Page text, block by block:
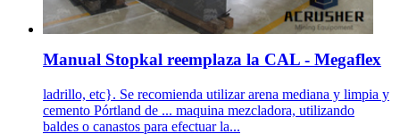
Manual Stopkal reemplaza la CAL - Megaflex
ladrillo, etc}. Se recomienda utilizar arena mediana y limpia y
cemento Pórtland de ... maquina mezcladora, utilizando
baldes o canastos para efectuar la...